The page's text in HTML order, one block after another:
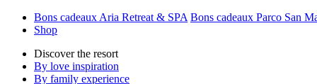
Bons cadeaux Aria Retreat & SPA Bons cadeaux Parco San
Shop
Discover the resort
By love inspiration
By family experience